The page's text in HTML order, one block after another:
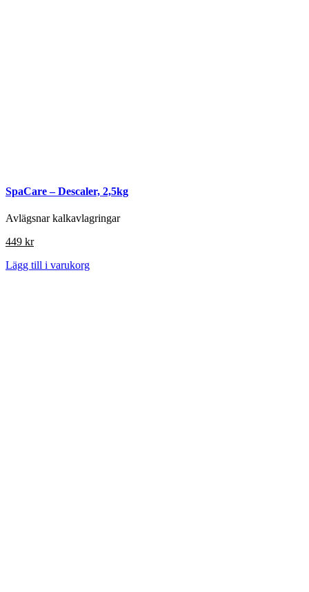
SpaCare – Descaler, 2,5kg
Avlägsnar kalkavlagringar
449 kr
Lägg till i varukorg